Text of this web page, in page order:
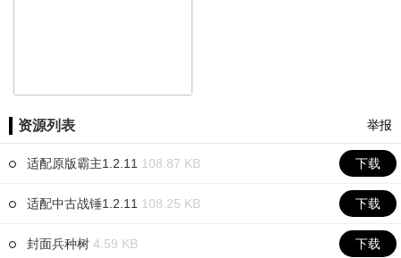
资源列表 举报
适配原版霸主1.2.11 108.87 KB 下载
适配中古战锤1.2.11 108.25 KB 下载
封面兵种树 4.59 KB 下载